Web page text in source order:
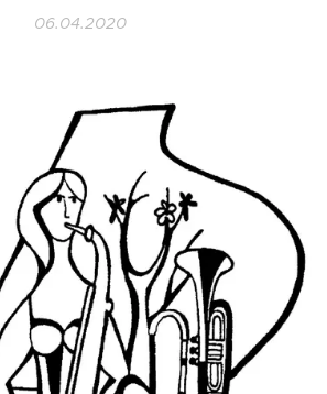
06.04.2020